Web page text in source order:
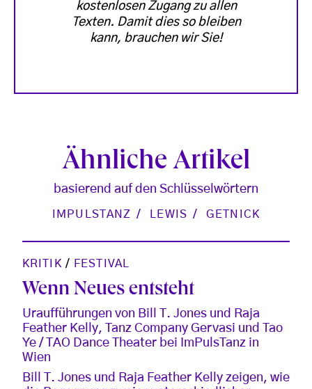
kostenlosen Zugang zu allen
Texten. Damit dies so bleiben
kann, brauchen wir Sie!
Ähnliche Artikel
basierend auf den Schlüsselwörtern
IMPULSTANZ LEWIS GETNICK
KRITIK / FESTIVAL
Wenn Neues entsteht
Uraufführungen von Bill T. Jones und Raja
Feather Kelly, Tanz Company Gervasi und Tao
Ye / TAO Dance Theater bei ImPulsTanz in
Wien
Bill T. Jones und Raja Feather Kelly zeigen, wie